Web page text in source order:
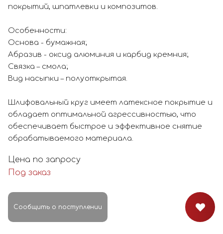
покрытий, шпатлевки и композитов.
Особенности:
Основа - бумажная;
Абразив - оксид алюминия и карбид кремния;
Связка – смола;
Вид насыпки – полуоткрытая.
Шлифовальный круг имеет латексное покрытие и
обладает оптимальной агрессивностью, что
обеспечивает быстрое и эффективное снятие
обрабатываемого материала.
Цена по запросу
Под заказ
Сообщить о поступлении